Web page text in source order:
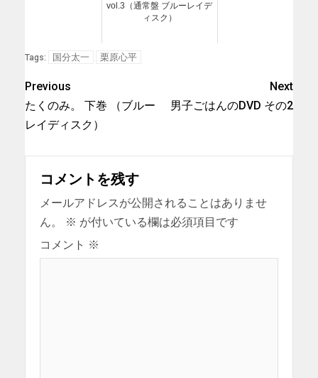
vol.3（通常盤 ブルーレイデ
ィスク）
Tags: 国分太一 栗原心平
Previous
たくのみ。 下巻 （ブルー
レイディスク）
Next
男子ごはんのDVD その2
コメントを残す
メールアドレスが公開されることはありませ
ん。
※ が付いている欄は必須項目です
コメント ※